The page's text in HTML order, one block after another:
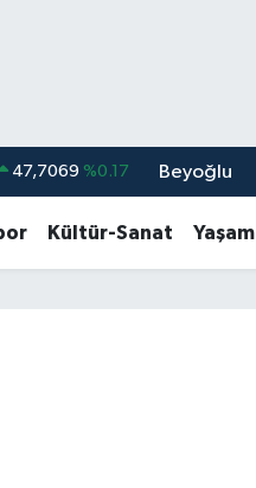
47,7069 %0.17 Beyoğlu
Kültür-Sanat Yaşam